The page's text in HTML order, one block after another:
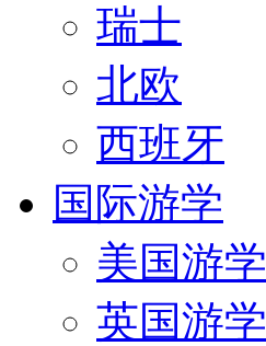
瑞士
北欧
西班牙
国际游学
美国游学
英国游学